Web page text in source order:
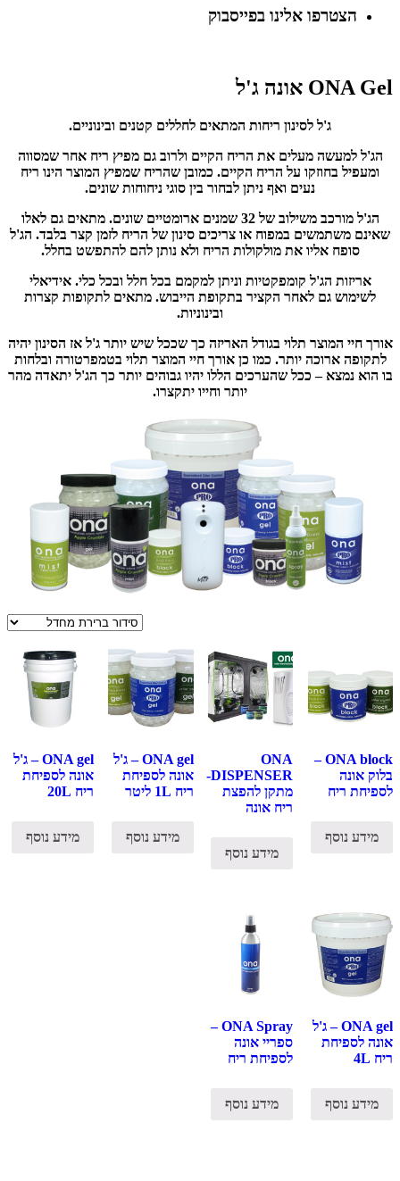
הצטרפו אלינו בפייסבוק
ONA Gel אונה ג'ל
ג'ל לסינון ריחות המתאים לחללים קטנים ובינוניים.
הג'ל למעשה מעלים את הריח הקיים ולרוב גם מפיץ ריח אחר שמסווה
ומעפיל בחוזקו על הריח הקיים. כמובן שהריח שמפיץ המוצר הינו ריח
נעים ואף ניתן לבחור בין סוגי ניחוחות שונים.
הג'ל מורכב משילוב של 32 שמנים ארומטיים שונים. מתאים גם לאלו
שאינם משתמשים במפוח או צריכים סינון של הריח לזמן קצר בלבד. הג'ל
סופח אליו את מולקולות הריח ולא נותן להם להתפשט בחלל.
אריזות הג'ל קומפקטיות וניתן למקמם בכל חלל ובכל כלי. אידיאלי
לשימוש גם לאחר הקציר בתקופת הייבוש. מתאים לתקופות קצרות
ובינוניות.
אורך חיי המוצר תלוי בגודל האריזה כך שככל שיש יותר ג'ל אז הסינון יהיה
לתקופה ארוכה יותר. כמו כן אורך חיי המוצר תלוי בטמפרטורה ובלחות
בו הוא נמצא – ככל שהערכים הללו יהיו גבוהים יותר כך הג'ל יתאדה מהר
יותר וחייו יתקצרו.
ONA block –
בלוק אונה
לספיחת ריח
מידע נוסף
ONA
DISPENSER-
מתקן להפצת
ריח אונה
מידע נוסף
ONA gel – ג'ל
אונה לספיחת
ריח 1L ליטר
מידע נוסף
ONA gel – ג'ל
אונה לספיחת
ריח 20L
מידע נוסף
ONA gel – ג'ל
אונה לספיחת
ריח 4L
מידע נוסף
ONA Spray –
ספריי אונה
לספיחת ריח
מידע נוסף